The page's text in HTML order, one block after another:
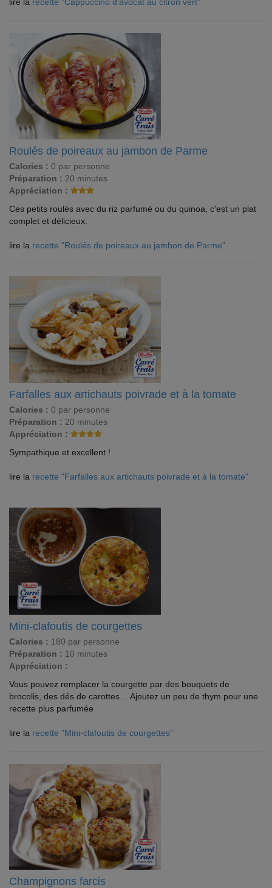
Roulés de poireaux au jambon de Parme
Calories : 0 par personne
Préparation : 20 minutes
Appréciation :
Ces petits roulés avec du riz parfumé ou du quinoa, c'est un plat
complet et délicieux.
lire la recette "Roulés de poireaux au jambon de Parme"
Farfalles aux artichauts poivrade et à la tomate
Calories : 0 par personne
Préparation : 20 minutes
Appréciation :
Sympathique et excellent !
lire la recette "Farfalles aux artichauts poivrade et à la tomate"
Mini-clafoutis de courgettes
Calories : 180 par personne
Préparation : 10 minutes
Appréciation :
Vous pouvez remplacer la courgette par des bouquets de
brocolis, des dés de carottes… Ajoutez un peu de thym pour une
recette plus parfumée
lire la recette "Mini-clafoutis de courgettes"
Champignons farcis